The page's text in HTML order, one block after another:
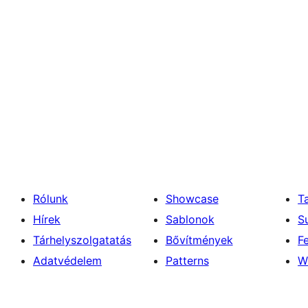
Rólunk
Hírek
Tárhelyszolgatatás
Adatvédelem
Showcase
Sablonok
Bővítmények
Patterns